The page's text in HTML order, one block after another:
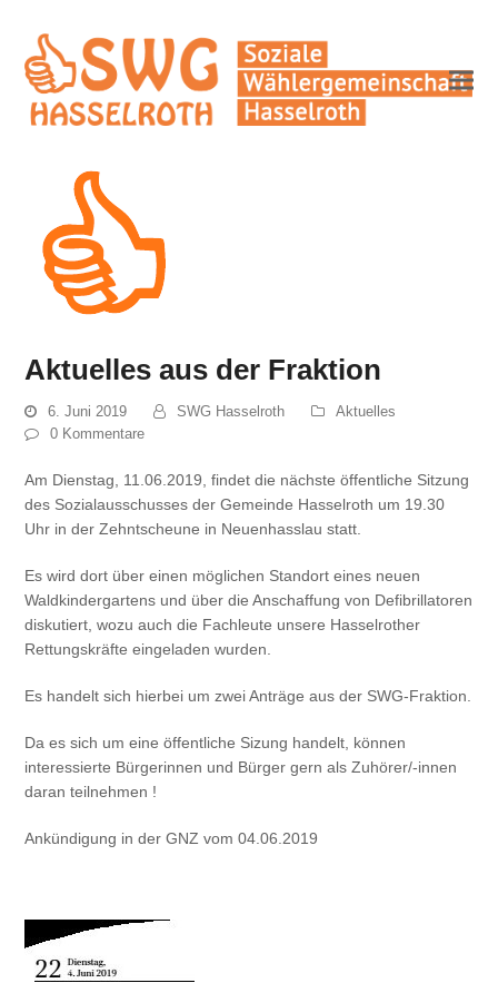
Aktuelles aus der Fraktion
6. Juni 2019 SWG Hasselroth
Aktuelles
0 Kommentare
Am Dienstag, 11.06.2019, findet die nächste öffentliche Sitzung
des Sozialausschusses der Gemeinde Hasselroth um 19.30
Uhr in der Zehntscheune in Neuenhasslau statt.
Es wird dort über einen möglichen Standort eines neuen
Waldkindergartens und über die Anschaffung von Defibrillatoren
diskutiert, wozu auch die Fachleute unsere Hasselrother
Rettungskräfte eingeladen wurden.
Es handelt sich hierbei um zwei Anträge aus der SWG-Fraktion.
Da es sich um eine öffentliche Sizung handelt, können
interessierte Bürgerinnen und Bürger gern als Zuhörer/-innen
daran teilnehmen !
Ankündigung in der GNZ vom 04.06.2019